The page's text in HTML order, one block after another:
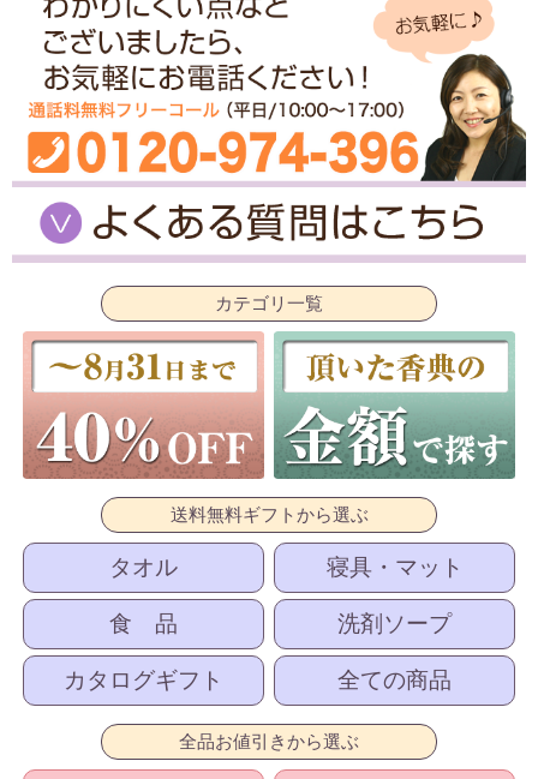
カテゴリ一覧
送料無料ギフトから選ぶ
タオル 寝具・マット
食 品 洗剤ソープ
カタログギフト 全ての商品
全品お値引きから選ぶ